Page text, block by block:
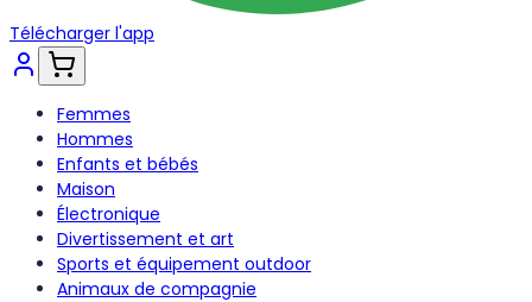
Télécharger l'app
Femmes
Hommes
Enfants et bébés
Maison
Électronique
Divertissement et art
Sports et équipement outdoor
Animaux de compagnie